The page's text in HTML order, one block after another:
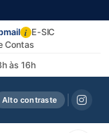
às 16h
i E-SIC
Contas
Alto contraste